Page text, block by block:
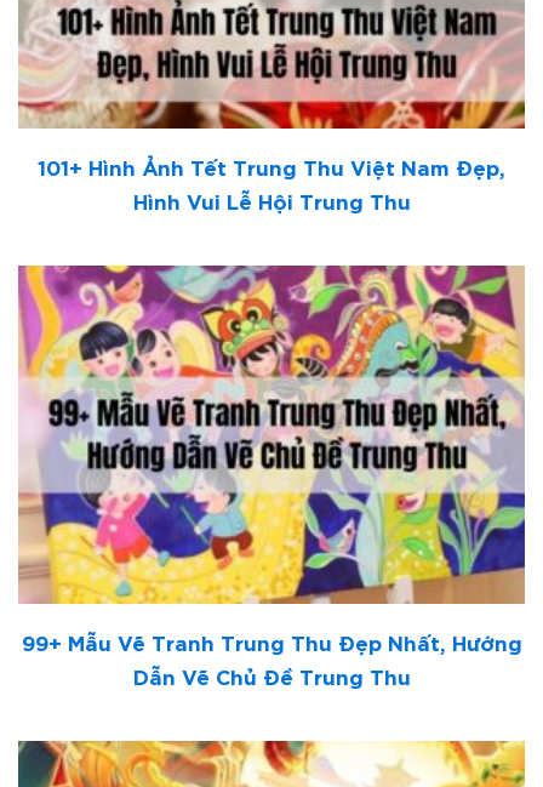
101+ Hình Ảnh Tết Trung Thu Việt Nam Đẹp,
Hình Vui Lễ Hội Trung Thu
99+ Mẫu Vẽ Tranh Trung Thu Đẹp Nhất, Hướng
Dẫn Vẽ Chủ Đề Trung Thu